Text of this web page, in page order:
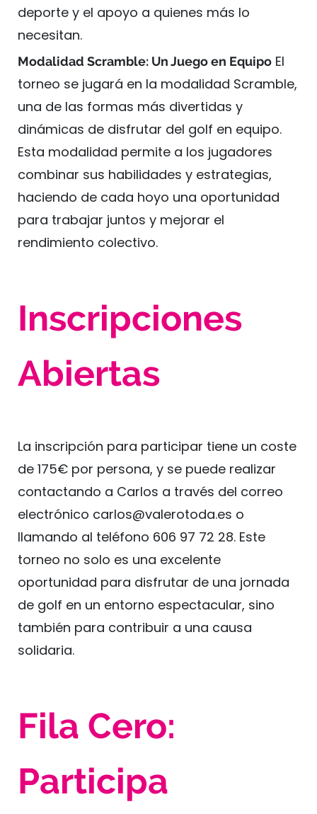
deporte y el apoyo a quienes más lo
necesitan.
Modalidad Scramble: Un Juego en Equipo El
torneo se jugará en la modalidad Scramble,
una de las formas más divertidas y
dinámicas de disfrutar del golf en equipo.
Esta modalidad permite a los jugadores
combinar sus habilidades y estrategias,
haciendo de cada hoyo una oportunidad
para trabajar juntos y mejorar el
rendimiento colectivo.
Inscripciones
Abiertas
La inscripción para participar tiene un coste
de 175€ por persona, y se puede realizar
contactando a Carlos a través del correo
electrónico carlos@valerotoda.es o
llamando al teléfono 606 97 72 28. Este
torneo no solo es una excelente
oportunidad para disfrutar de una jornada
de golf en un entorno espectacular, sino
también para contribuir a una causa
solidaria.
Fila Cero:
Participa